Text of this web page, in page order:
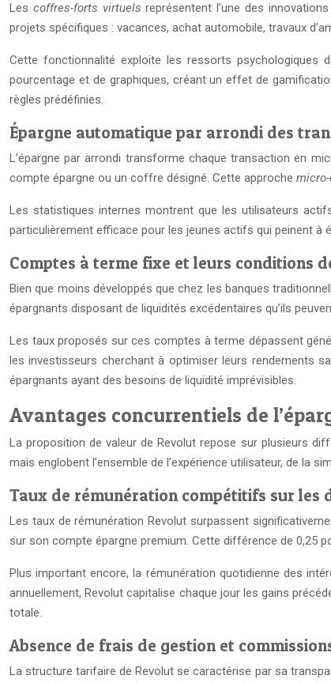
Les coffres-forts virtuelsreprésentent l’une des
projets spécifiques : vacances, achat automobile, travaux
Cette fonctionnalité exploite les ressorts psychologiques
pourcentage et de graphiques, créant un effet de
règles prédéfinies.
Épargne automatique par arrondi des
L’épargne par arrondi transforme chaque transaction en
compte épargne ou un coffre désigné. Cette approche
Les statistiques internes montrent que les utilisateurs
particulièrement efficace pour les jeunes actifs qui peinent à
Comptes à terme fixe et leurs conditions
Bien que moins développés que chez les banques
épargnants disposant de liquidités excédentaires qu’ils
Les taux proposés sur ces comptes à terme dépassent
les investisseurs cherchant à optimiser leurs rendements
épargnants ayant des besoins de liquidité imprévisibles.
Avantages concurrentiels de
La proposition de valeur de Revolut repose sur plusieurs
mais englobent l’ensemble de l’expérience utilisateur, de la
Taux de rémunération compétitifs sur les
Les taux de rémunération Revolut surpassent
sur son compte épargne premium. Cette différence de 0,25
Plus important encore, la rémunération quotidienne des
annuellement, Revolut capitalise chaque jour les gains
totale.
Absence de frais de gestion et
La structure tarifaire de Revolut se caractérise par sa